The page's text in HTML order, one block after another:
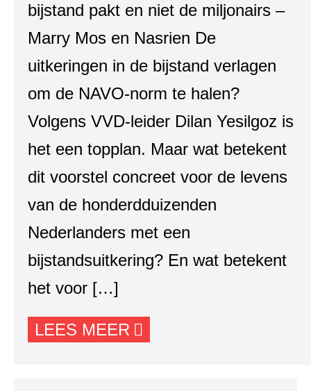
bijstand pakt en niet de miljonairs –
Marry Mos en Nasrien De
uitkeringen in de bijstand verlagen
om de NAVO-norm te halen?
Volgens VVD-leider Dilan Yesilgoz is
het een topplan. Maar wat betekent
dit voorstel concreet voor de levens
van de honderdduizenden
Nederlanders met een
bijstandsuitkering? En wat betekent
het voor […]
LEES MEER